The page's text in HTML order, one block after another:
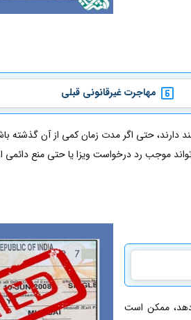
مهاجرت غیرقانونی قبلی
دارند، حتی اگر مدت زمان کمی از آن گذشته
موجب رد درخواست ویزا یا حتی منع دائمی
دهد، ممکن است